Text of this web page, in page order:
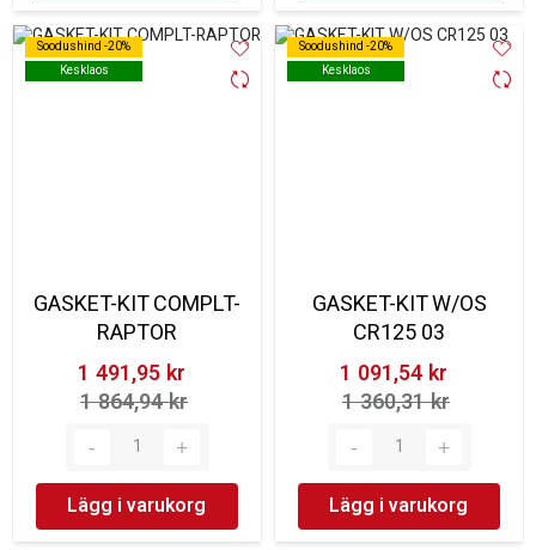
Soodushind -20%
Kesklaos
Soodushind -20%
Kesklaos
GASKET-KIT COMPLT-
RAPTOR
1 491,95 kr‎
1 864,94 kr‎
Lägg i varukorg
Soodushind -20%
Kesklaos
Soodushind -20%
Kesklaos
GASKET-KIT W/OS
CR125 03
1 091,54 kr‎
1 360,31 kr‎
Lägg i varukorg